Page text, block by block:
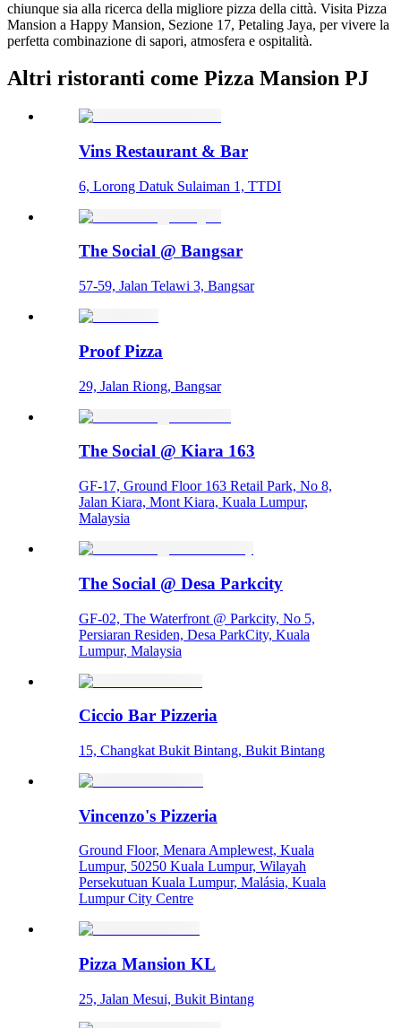
chiunque sia alla ricerca della migliore pizza della città. Visita Pizza
Mansion a Happy Mansion, Sezione 17, Petaling Jaya, per vivere la
perfetta combinazione di sapori, atmosfera e ospitalità.
Altri ristoranti come Pizza Mansion PJ
Vins Restaurant & Bar
6, Lorong Datuk Sulaiman 1, TTDI
The Social @ Bangsar
57-59, Jalan Telawi 3, Bangsar
Proof Pizza
29, Jalan Riong, Bangsar
The Social @ Kiara 163
GF-17, Ground Floor 163 Retail Park, No 8,
Jalan Kiara, Mont Kiara, Kuala Lumpur,
Malaysia
The Social @ Desa Parkcity
GF-02, The Waterfront @ Parkcity, No 5,
Persiaran Residen, Desa ParkCity, Kuala
Lumpur, Malaysia
Ciccio Bar Pizzeria
15, Changkat Bukit Bintang, Bukit Bintang
Vincenzo's Pizzeria
Ground Floor, Menara Amplewest, Kuala
Lumpur, 50250 Kuala Lumpur, Wilayah
Persekutuan Kuala Lumpur, Malásia, Kuala
Lumpur City Centre
Pizza Mansion KL
25, Jalan Mesui, Bukit Bintang